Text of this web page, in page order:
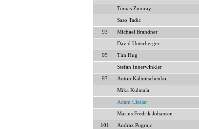
Tomas Zmoray
Saso Tadic
93 Michael Brandner
David Unterberger
95 Tim Hug
Stefan Innerwinkler
97 Anton Kalinitschenko
Mika Kulmala
Adam Cieślar
Marius Fredrik Johansen
101 Andraz Pograjc